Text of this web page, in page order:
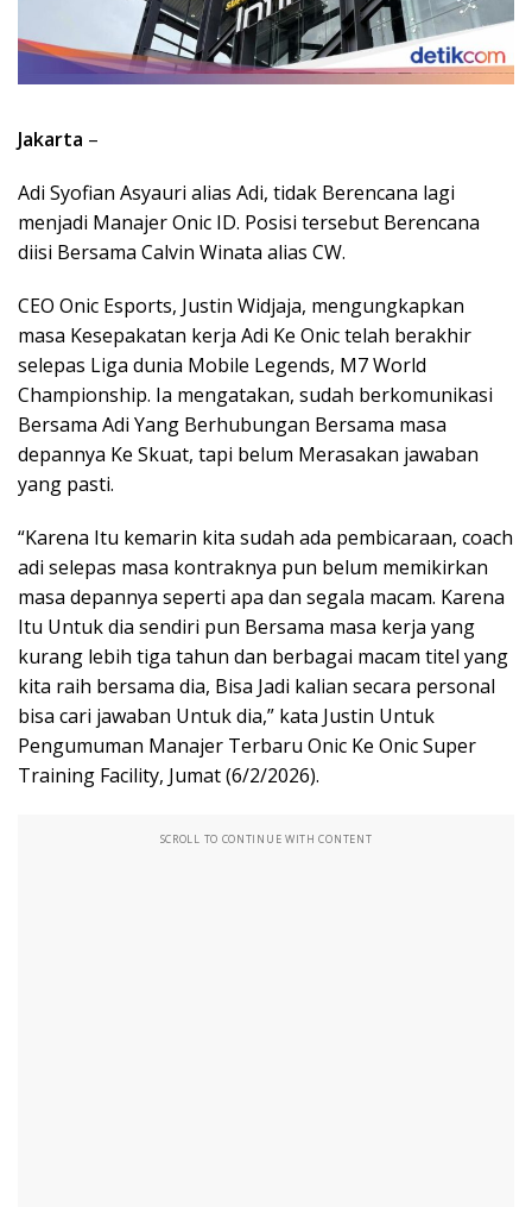
Jakarta –
Adi Syofian Asyauri alias Adi, tidak Berencana lagi
menjadi Manajer Onic ID. Posisi tersebut Berencana
diisi Bersama Calvin Winata alias CW.
CEO Onic Esports, Justin Widjaja, mengungkapkan
masa Kesepakatan kerja Adi Ke Onic telah berakhir
selepas Liga dunia Mobile Legends, M7 World
Championship. Ia mengatakan, sudah berkomunikasi
Bersama Adi Yang Berhubungan Bersama masa
depannya Ke Skuat, tapi belum Merasakan jawaban
yang pasti.
“Karena Itu kemarin kita sudah ada pembicaraan, coach
adi selepas masa kontraknya pun belum memikirkan
masa depannya seperti apa dan segala macam. Karena
Itu Untuk dia sendiri pun Bersama masa kerja yang
kurang lebih tiga tahun dan berbagai macam titel yang
kita raih bersama dia, Bisa Jadi kalian secara personal
bisa cari jawaban Untuk dia,” kata Justin Untuk
Pengumuman Manajer Terbaru Onic Ke Onic Super
Training Facility, Jumat (6/2/2026).
SCROLL TO CONTINUE WITH CONTENT